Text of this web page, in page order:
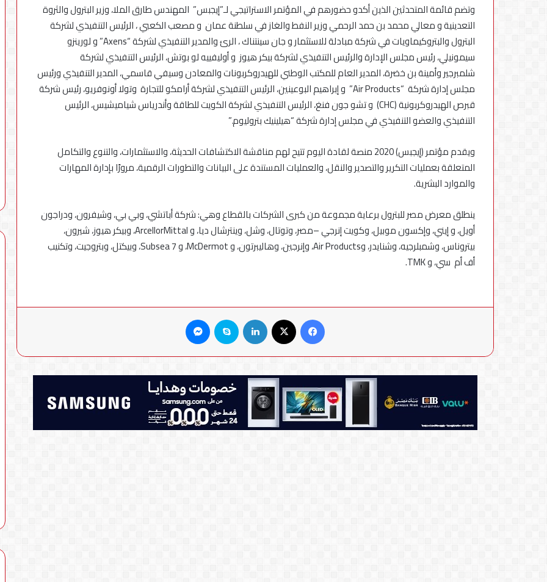
وتضم قائمة المتحدثين الذين أكدو حضورهم في المؤتمر الاستراتيجي لـ”إيجبس” المهندس طارق الملا، وزير البترول والثروة
التعدينية و معالي محمد بن حمد الرحمي وزير النفط والغاز في سلطنة عمان و مصعب الكعبي ، الرئيس التنفيذي لشركة
البترول والبتروكيماويات في شركة مبادلة للاستثمار و جان سينتناك ، الرئ والمدير التنفيذي لشركة “Axens” و لورينزو
سيمونيلي، رئيس مجلس الإدارة والرئيس التنفيذي لشركة بيكر هيوز و أوليفييه لو بوتش، الرئيس التنفيذي لشركة
شلمبرجير وأمينة بن خضرة، المدير العام للمكتب الوطني للهيدروكربونات والمعادن وسيفي قاسمي، المدير التنفيذي ورئيس
مجلس إدارة شركة “Air Products” و إبراهيم البوعينين، الرئيس التنفيذي لشركة أرامكو للتجارة وتولا أونوفريو، رئيس شركة
قبرص الهيدروكربونية (CHC) و تشو جون فنغ، الرئيس التنفيذي لشركة الكويت للطاقة وأندرياس شياميشيس، الرئيس
التنفيذي والعضو التنفيذي في مجلس إدارة شركة “هيلينيك بتروليوم.”
ويقدم مؤتمر (إيجبس) 2020 منصة لقادة اليوم تتيح لهم مناقشة الاكتشافات الحديثة، والاستثمارات، والتنوع والتكامل
المتعلقة بعمليات التكرير والتصدير والنقل، والعمليات المستندة على البيانات والتطورات الرقمية، مرورًا بإدارة المهارات
والموارد البشرية.
ينطلق معرض مصر للبترول برعاية مجموعة من كبرى الشركات بالقطاع وهي: شركة أباتشي، وبي بي، وشيفرون، ودراجون
أويل، و إيني، وإكسون موبيل، وكويت إنرجي –مصر، وتوتال، وشل، وينترشال ديا، و ArcellorMittal، وبيكر هيوز، شيرون،
بيتروناس، وشمبلرجيه، وشنايدر، وAir Products، وإنرجين، وهاليبرتون، و McDermot، و Subsea 7، وبيكتل، وبتروجيت، وتكنيب
أف أم سي، و TMK.
فيسبوك لينكدإن سكايب